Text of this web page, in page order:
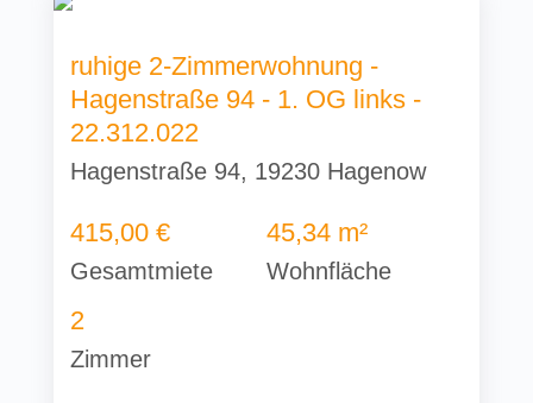
ruhige 2-Zimmerwohnung -
Hagenstraße 94 - 1. OG links -
22.312.022
Hagenstraße 94, 19230 Hagenow
415,00 €
Gesamtmiete
45,34 m²
Wohnfläche
2
Zimmer